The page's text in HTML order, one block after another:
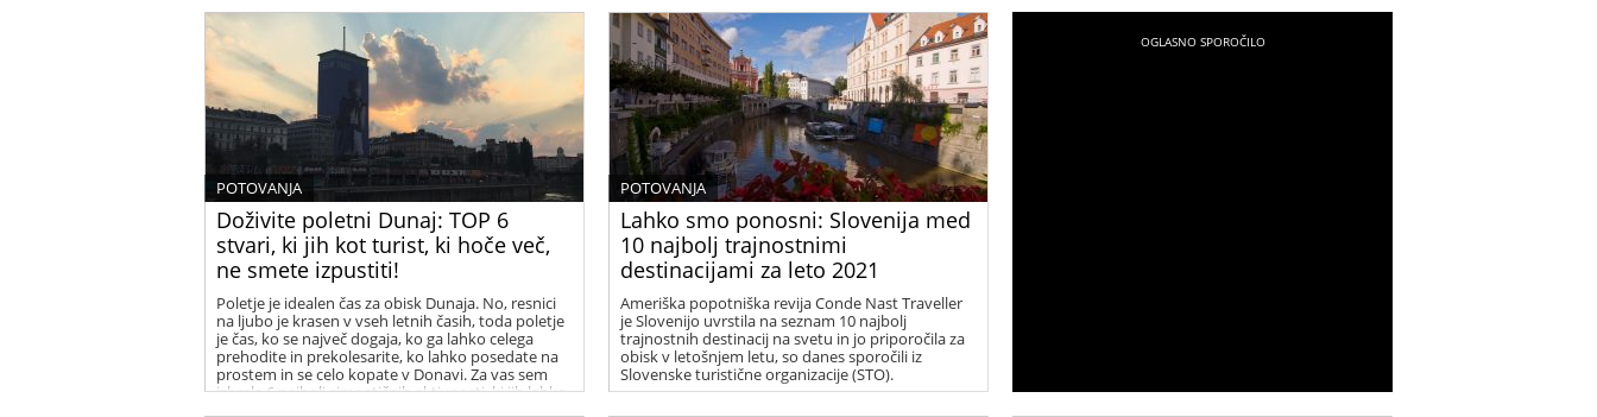
Doživite poletni Dunaj: TOP 6
stvari, ki jih kot turist, ki hoče več,
ne smete izpustiti!
POTOVANJA
Poletje je idealen čas za obisk Dunaja. No, resnici
na ljubo je krasen v vseh letnih časih, toda poletje
je čas, ko se največ dogaja, ko ga lahko celega
prehodite in prekolesarite, ko lahko posedate na
prostem in se celo kopate v Donavi. Za vas sem
izbrala 6 najbolj simpatičnih aktivnosti, ki jih lahko
Lahko smo ponosni: Slovenija med
10 najbolj trajnostnimi
destinacijami za leto 2021
POTOVANJA
Ameriška popotniška revija Conde Nast Traveller
je Slovenijo uvrstila na seznam 10 najbolj
trajnostnih destinacij na svetu in jo priporočila za
obisk v letošnjem letu, so danes sporočili iz
Slovenske turistične organizacije (STO).